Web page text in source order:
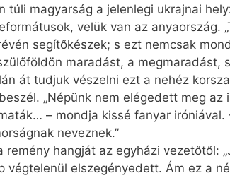
túli magyarság a jelenlegi ukrajnai
velük van az anyaország.
segítőkészek; s ezt nemcsak
maradást, a megmaradást,
át tudjuk vészelni ezt a nehéz
„Népünk nem elégedett meg
– mondja kissé fanyar
neveznek.”
hangját az egyházi vezetőtől:
végtelenül elszegényedett. Ám ez a